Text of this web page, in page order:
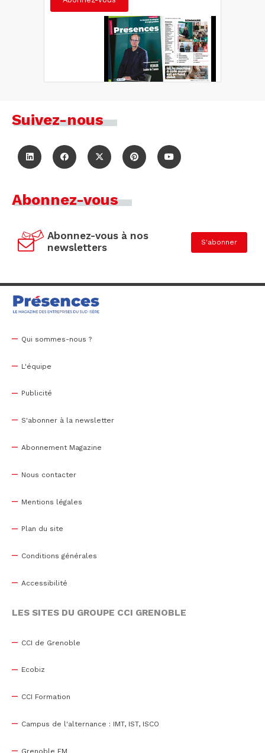
Suivez-nous
Abonnez-vous
Abonnez-vous à nos
newsletters
S'abonner
Qui sommes-nous ?
L'équipe
Publicité
S'abonner à la newsletter
Abonnement Magazine
Nous contacter
Mentions légales
Plan du site
Conditions générales
Accessibilité
LES SITES DU GROUPE CCI GRENOBLE
CCI de Grenoble
Ecobiz
CCI Formation
Campus de l'alternance : IMT, IST, ISCO
Grenoble EM